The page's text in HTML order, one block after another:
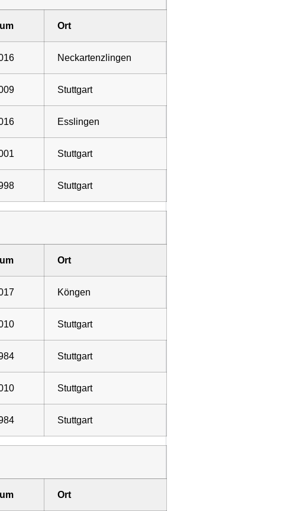
Ort
Neckartenzlingen
Stuttgart
Esslingen
Stuttgart
Stuttgart
Ort
Köngen
Stuttgart
Stuttgart
Stuttgart
Stuttgart
Ort